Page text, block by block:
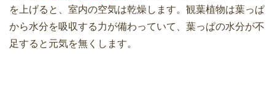
を上げると、室内の空気は乾燥します。観葉植物は葉っぱ
から水分を吸収する力が備わっていて、葉っぱの水分が不
足すると元気を無くします。